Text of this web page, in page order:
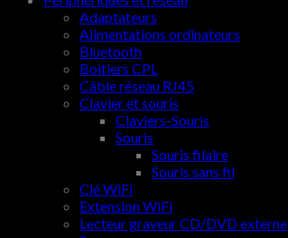
Adaptateurs
Alimentations ordinateurs
Bluetooth
Boitiers CPL
Câble réseau RJ45
Clavier et souris
Claviers-Souris
Souris
Souris filaire
Souris sans fil
Clé WiFi
Extension WiFi
Lecteur graveur CD/DVD externe